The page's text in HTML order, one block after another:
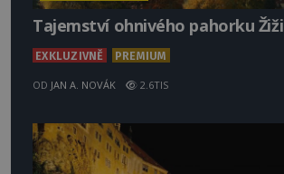
Tajemství ohnivého pahorku Žiži
EXKLUZIVNĚ PREMIUM
OD JAN A. NOVÁK 2.6TIS